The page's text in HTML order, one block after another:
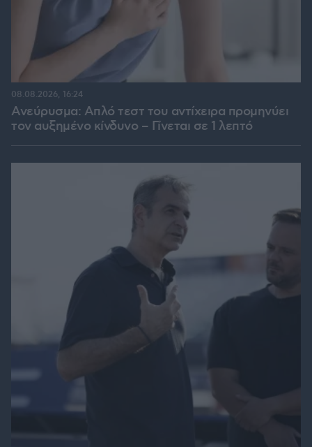
Ανεύρυσμα: Απλό τεστ του αντίχειρα προμηνύει
τον αυξημένο κίνδυνο – Γίνεται σε 1 λεπτό
08.08.2026, 16:24